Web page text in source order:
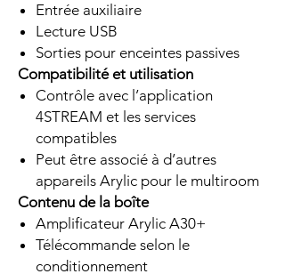
Entrée auxiliaire
Lecture USB
Sorties pour enceintes passives
Compatibilité et utilisation
Contrôle avec l’application
4STREAM et les services
compatibles
Peut être associé à d’autres
appareils Arylic pour le multiroom
Contenu de la boîte
Amplificateur Arylic A30+
Télécommande selon le
conditionnement